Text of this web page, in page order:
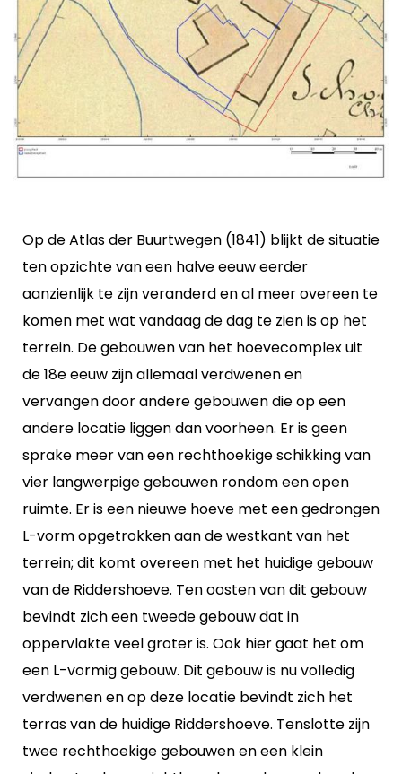
Op de Atlas der Buurtwegen (1841) blijkt de situatie
ten opzichte van een halve eeuw eerder
aanzienlijk te zijn veranderd en al meer overeen te
komen met wat vandaag de dag te zien is op het
terrein. De gebouwen van het hoevecomplex uit
de 18e eeuw zijn allemaal verdwenen en
vervangen door andere gebouwen die op een
andere locatie liggen dan voorheen. Er is geen
sprake meer van een rechthoekige schikking van
vier langwerpige gebouwen rondom een open
ruimte. Er is een nieuwe hoeve met een gedrongen
L-vorm opgetrokken aan de westkant van het
terrein; dit komt overeen met het huidige gebouw
van de Riddershoeve. Ten oosten van dit gebouw
bevindt zich een tweede gebouw dat in
oppervlakte veel groter is. Ook hier gaat het om
een L-vormig gebouw. Dit gebouw is nu volledig
verdwenen en op deze locatie bevindt zich het
terras van de huidige Riddershoeve. Tenslotte zijn
twee rechthoekige gebouwen en een klein